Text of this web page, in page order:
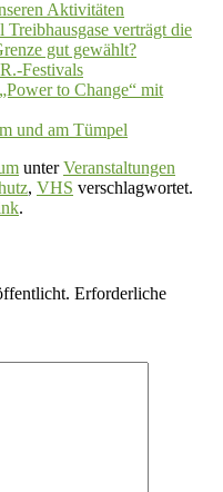
Aktivitäten
verträgt die
gut gewählt?
Festivals
to Change“ mit
und am Tümpel
unterVeranstaltungen
, VHS verschlagwortet.
.
Erforderliche